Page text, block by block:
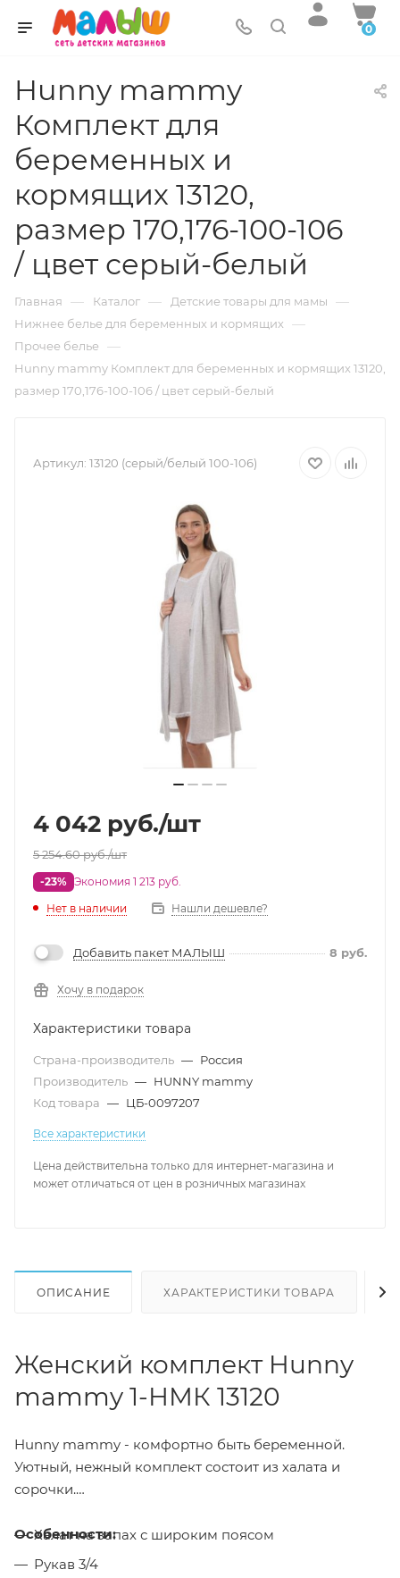
0
Hunny mammy
Комплект для
беременных и
кормящих 13120,
размер 170,176-100-106
/ цвет серый-белый
Главная — Каталог — Детские товары для мамы —
Нижнее белье для беременных и кормящих —
Прочее белье —
Hunny mammy Комплект для беременных и кормящих 13120,
размер 170,176-100-106 / цвет серый-белый
Артикул: 13120 (серый/белый 100-106)
4 042 руб./шт
5 254.60руб./шт
-23% Экономия 1 213 руб.
Нет в наличии
Нашли дешевле?
Добавить пакет МАЛЫШ 8 руб.
Хочу в подарок
Характеристики товара
Страна-производитель — Россия
Производитель — HUNNY mammy
Код товара — ЦБ-0097207
Все характеристики
Цена действительна только для интернет-магазина и
может отличаться от цен в розничных магазинах
ОПИСАНИЕ ХАРАКТЕРИСТИКИ ТОВАРА
Женский комплект Hunny
mammy 1-НМК 13120
Hunny mammy - комфортно быть беременной.
Уютный, нежный комплект состоит из халата и
сорочки.
Особенности:
Халат на запах с широким поясом
Рукав 3/4